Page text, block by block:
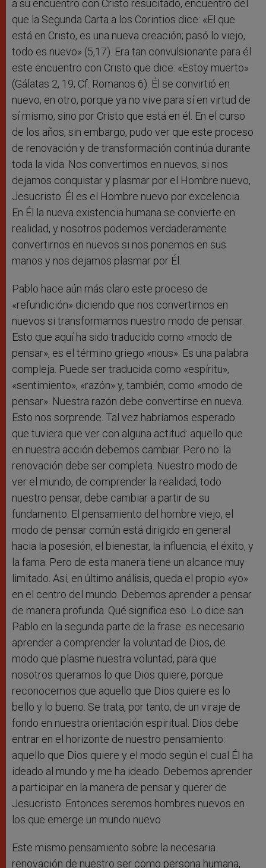
a su encuentro con Cristo resucitado, encuentro del
que la Segunda Carta a los Corintios dice: «El que
está en Cristo, es una nueva creación; pasó lo viejo,
todo es nuevo» (5,17). Era tan convulsionante para él
este encuentro con Cristo que dice: «Estoy muerto»
(Gálatas 2, 19; Cf. Romanos 6). Él se convirtió en
nuevo, en otro, porque ya no vive para sí en virtud de
sí mismo, sino por Cristo que está en él. En el curso
de los años, sin embargo, pudo ver que este proceso
de renovación y de transformación continúa durante
toda la vida. Nos convertimos en nuevos, si nos
dejamos conquistar y plasmar por el Hombre nuevo,
Jesucristo. Él es el Hombre nuevo por excelencia.
En Él la nueva existencia humana se convierte en
realidad, y nosotros podemos verdaderamente
convertirnos en nuevos si nos ponemos en sus
manos y nos dejamos plasmar por Él.
Pablo hace aún más claro este proceso de
«refundición» diciendo que nos convertimos en
nuevos si transformamos nuestro modo de pensar.
Esto que aquí ha sido traducido como «modo de
pensar», es el término griego «nous». Es una palabra
compleja. Puede ser traducida como «espíritu»,
«sentimiento», «razón» y, también, como «modo de
pensar». Nuestra razón debe convertirse en nueva.
Esto nos sorprende. Tal vez habríamos esperado
que tuviera que ver con alguna actitud: aquello que
en nuestra acción debemos cambiar. Pero no: la
renovación debe ser completa. Nuestro modo de
ver el mundo, de comprender la realidad, todo
nuestro pensar, debe cambiar a partir de su
fundamento. El pensamiento del hombre viejo, el
modo de pensar común está dirigido en general
hacia la posesión, el bienestar, la influencia, el éxito, y
la fama. Pero de esta manera tiene un alcance muy
limitado. Así, en último análisis, queda el propio «yo»
en el centro del mundo. Debemos aprender a pensar
de manera profunda. Qué significa eso. Lo dice san
Pablo en la segunda parte de la frase: es necesario
aprender a comprender la voluntad de Dios, de
modo que plasme nuestra voluntad, para que
nosotros queramos lo que Dios quiere, porque
reconocemos que aquello que Dios quiere es lo
bello y lo bueno. Se trata, por tanto, de un viraje de
fondo en nuestra orientación espiritual. Dios debe
entrar en el horizonte de nuestro pensamiento:
aquello que Dios quiere y el modo según el cual Él ha
ideado al mundo y me ha ideado. Debemos aprender
a participar en la manera de pensar y querer de
Jesucristo. Entonces seremos hombres nuevos en
los que emerge un mundo nuevo.
Este mismo pensamiento sobre la necesaria
renovación de nuestro ser como persona humana,